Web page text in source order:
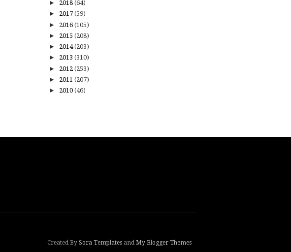
► 2018 (64)
► 2017 (59)
► 2016 (105)
► 2015 (208)
► 2014(203)
► 2013 (310)
► 2012 (253)
► 2011 (207)
► 2010 (46)
Created By Sora Templates and My Blogger Themes